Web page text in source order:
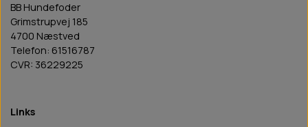
BB Hundefoder
Grimstrupvej 185
4700 Næstved
Telefon: 61516787
CVR: 36229225
Links